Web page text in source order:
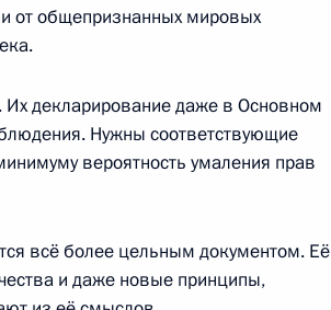
от общепризнанных мировых
Их декларирование даже в Основном
Нужны соответствующие
вероятность умаления прав
всё более цельным документом. Её
и даже новые принципы,